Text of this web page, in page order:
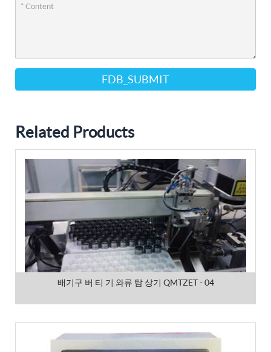
FDB_SUBMIT
Related Products
배기구 버 티 기 와류 탐 상기 QMTZET - 04